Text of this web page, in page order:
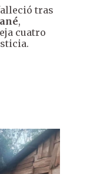
tras
,
cuatro